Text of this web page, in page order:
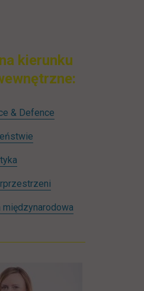
kierunku
& Defence
międzynarodowa